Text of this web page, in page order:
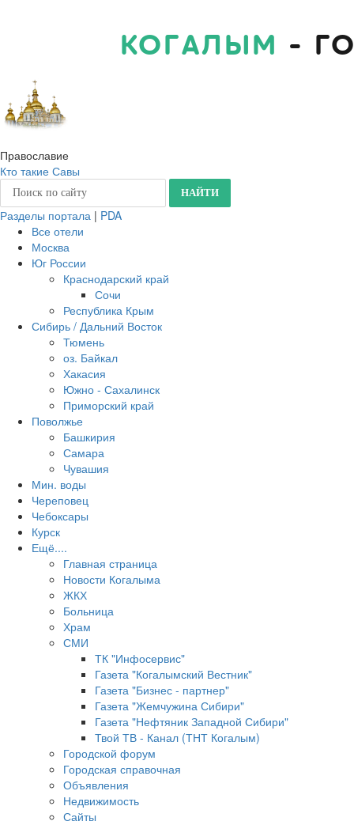
КОГАЛЫМ -
Православие
Кто такие Савы
Разделы портала | PDA
Все отели
Москва
Юг России
Краснодарский край
Сочи
Республика Крым
Сибирь / Дальний Восток
Тюмень
оз. Байкал
Хакасия
Южно - Сахалинск
Приморский край
Поволжье
Башкирия
Самара
Чувашия
Мин. воды
Череповец
Чебоксары
Курск
Ещё....
Главная страница
Новости Когалыма
ЖКХ
Больница
Храм
СМИ
ТК "Инфосервис"
Газета "Когалымский Вестник"
Газета "Бизнес - партнер"
Газета "Жемчужина Сибири"
Газета "Нефтяник Западной Сибири"
Твой ТВ - Канал (ТНТ Когалым)
Городской форум
Городская справочная
Объявления
Недвижимость
Сайты